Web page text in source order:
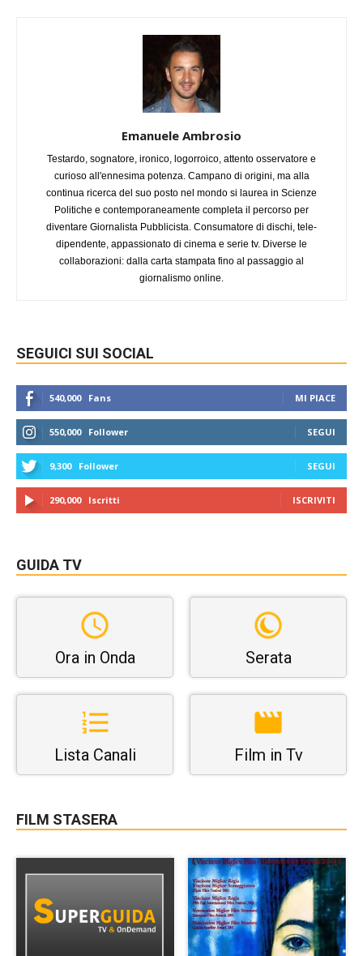
Emanuele Ambrosio
Testardo, sognatore, ironico, logorroico, attento osservatore e
curioso all'ennesima potenza. Campano di origini, ma alla
continua ricerca del suo posto nel mondo si laurea in Scienze
Politiche e contemporaneamente completa il percorso per
diventare Giornalista Pubblicista. Consumatore di dischi, tele-
dipendente, appassionato di cinema e serie tv. Diverse le
collaborazioni: dalla carta stampata fino al passaggio al
giornalismo online.
SEGUICI SUI SOCIAL
540,000 Fans MI PIACE
550,000 Follower SEGUI
9,300 Follower SEGUI
290,000 Iscritti ISCRIVITI
GUIDA TV
Ora in Onda Serata
Lista Canali Film in Tv
FILM STASERA